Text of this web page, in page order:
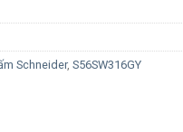
Schneider, S56SW316GY